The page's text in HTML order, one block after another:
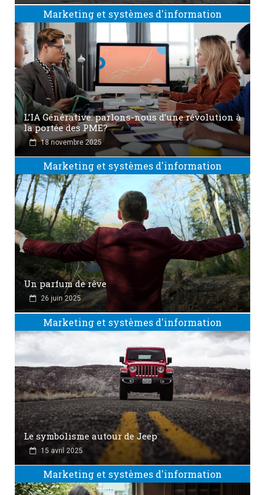
Marketing et systèmes d'information
L’IA Générative: parlons-nous d’une révolution à
la portée des PME?
18 novembre 2025
Marketing et systèmes d'information
Un parfum de rêve
26 juin 2025
Marketing et systèmes d'information
Le symbolisme autour de Jeep
15 avril 2025
Marketing et systèmes d'information